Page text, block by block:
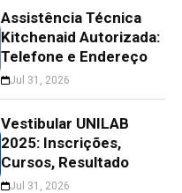
Assistência Técnica
Kitchenaid Autorizada:
Telefone e Endereço
Jul 31, 2026
Vestibular UNILAB
2025: Inscrições,
Cursos, Resultado
Jul 31, 2026